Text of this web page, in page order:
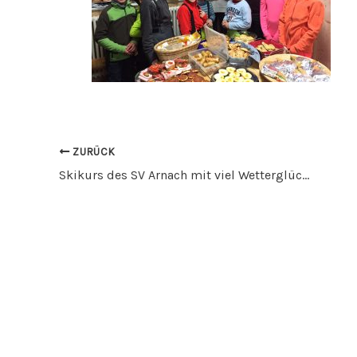
ZURÜCK
Skikurs des SV Arnach mit viel Wetterglück erfolgreich